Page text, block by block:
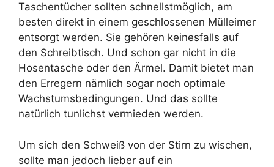
Taschentücher sollten schnellstmöglich, am
besten direkt in einem geschlossenen Mülleimer
entsorgt werden. Sie gehören keinesfalls auf
den Schreibtisch. Und schon gar nicht in die
Hosentasche oder den Ärmel. Damit bietet man
den Erregern nämlich sogar noch optimale
Wachstumsbedingungen. Und das sollte
natürlich tunlichst vermieden werden.
Um sich den Schweiß von der Stirn zu wischen,
sollte man jedoch lieber auf ein